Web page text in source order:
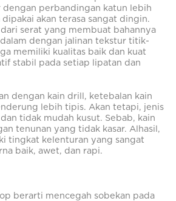
dengan perbandingan katun lebih
akan terasa sangat dingin.
serat yang membuat bahannya
dengan jalinan tekstur titik-
memiliki kualitas baik dan kuat
stabil pada setiap lipatan dan
dengan kain drill, ketebalan kain
lebih tipis. Akan tetapi, jenis
tidak mudah kusut. Sebab, kain
tenunan yang tidak kasar. Alhasil,
tingkat kelenturan yang sangat
baik, awet, dan rapi.
berarti mencegah sobekan pada